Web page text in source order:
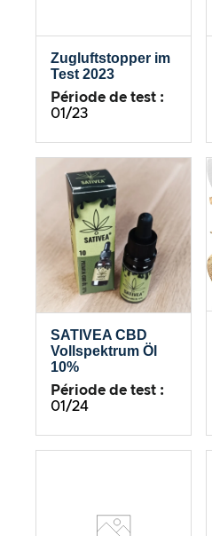
Zugluftstopper im
Test 2023
Période de test :
01/23
SATIVEA CBD
Vollspektrum Öl
10%
Période de test :
01/24